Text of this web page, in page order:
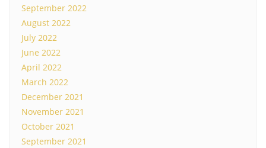
September 2022
August 2022
July 2022
June 2022
April 2022
March 2022
December 2021
November 2021
October 2021
September 2021